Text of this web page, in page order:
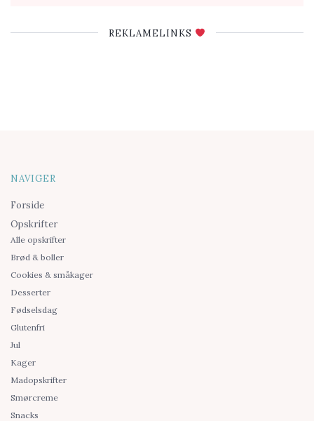
REKLAMELINKS
NAVIGER
Forside
Opskrifter
Alle opskrifter
Brød & boller
Cookies & småkager
Desserter
Fødselsdag
Glutenfri
Jul
Kager
Madopskrifter
Smørcreme
Snacks